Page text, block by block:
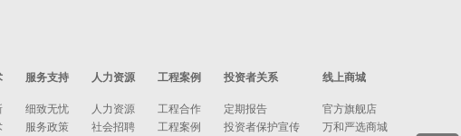
服务支持
细致无忧
服务政策
人力资源
人力资源
社会招聘
工程案例
工程合作
工程案例
投资者关系
定期报告
投资者保护宣传
线上商城
官方旗舰店
万和严选商城